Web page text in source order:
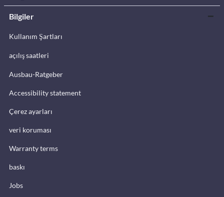
Bilgiler
Kullanım Şartları
açılış saatleri
Ausbau-Ratgeber
Accessibility statement
Çerez ayarları
veri koruması
Warranty terms
baskı
Jobs